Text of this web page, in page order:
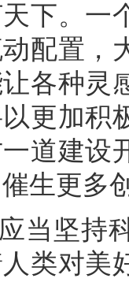
天下。一
配置，
各种灵
更加积
道建设
生更多
当坚持
类对美